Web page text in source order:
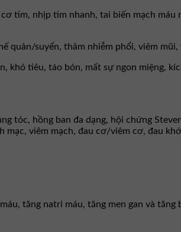
tim, nhịp tim nhanh, tai biến mạch
quản/suyển, thâm nhiễm phổi, viêm
tiêu, táo bón, mất sự ngon miệng,
tóc, hồng ban đa dạng, hội chứng
viêm mạch, đau cơ/viêm cơ, đau
tăng natri máu, tăng men gan và